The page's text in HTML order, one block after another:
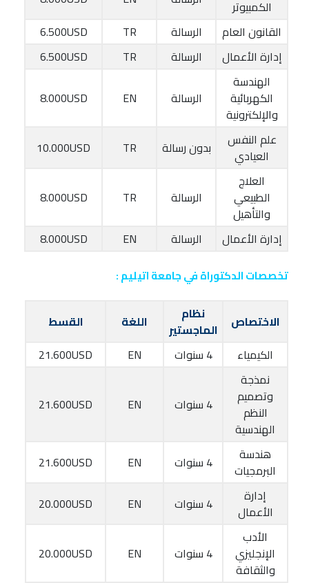
الكمبيوتر
القانون العام
الرسالة TR
6.500USD
إدارة الأعمال
الرسالة TR
6.500USD
الهندسة
الكهربائية
والإلكترونية
الرسالة EN
8.000USD
علم النفس
العيادي
بدون رسالة TR
10.000USD
العلاج
الطبيعي
والتأهيل
الرسالة TR
8.000USD
إدارة الأعمال
الرسالة EN
8.000USD
تخصصات الدكتوراة في جامعة اتيليم :
الاختصاص
نظام
الماجستير
اللغة
القسط
الكيمياء
4 سنوات EN
21.600USD
نمذجة
وتصميم
النظم
الهندسية
4 سنوات EN
21.600USD
هندسة
البرمجيات
4 سنوات EN
21.600USD
إدارة
الأعمال
4 سنوات EN
20.000USD
الأدب
الإنجليزي
والثقافة
4 سنوات EN
20.000USD